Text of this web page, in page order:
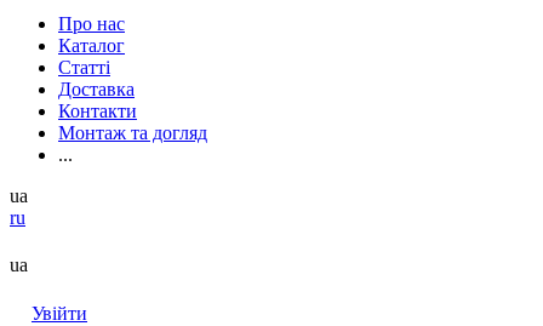
Про нас
Каталог
Статті
Доставка
Контакти
Монтаж та догляд
...
ua
ru
ua
Увійти